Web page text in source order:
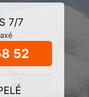
7/7
52